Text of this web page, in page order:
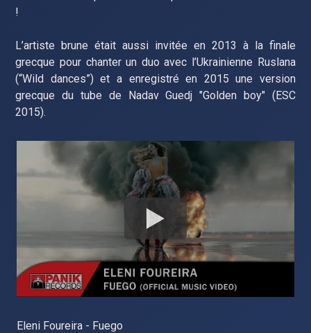
!
L’artiste brune était aussi invitée en 2013 à la finale
grecque pour chanter un duo avec l’Ukrainienne Ruslana
(“Wild dances”) et a enregistré en 2015 une version
grecque du tube de Nadav Guedj "Golden boy" (ESC
2015).
Eleni Foureira - Fuego